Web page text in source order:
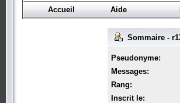
Accueil Aide
Sommaire -
Pseudonyme:
Messages:
Rang:
Inscrit le: